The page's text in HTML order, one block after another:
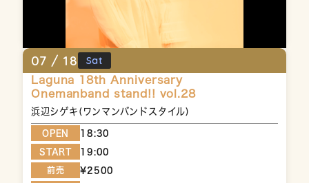
07 / 18 Sat
Laguna 18th Anniversary
Onemanband stand!! vol.28
浜辺シゲキ(ワンマンバンドスタイル)
OPEN 18:30
START 19:00
前売 ¥2500